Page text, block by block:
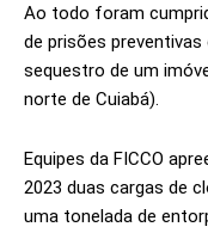
Ao todo foram
de prisões
sequestro de um
norte de Cuiabá).
Equipes da FICCO
2023 duas cargas de
uma tonelada de